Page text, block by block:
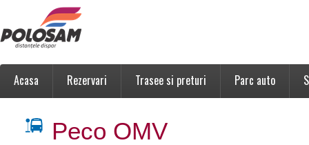
Acasa Rezervari Trasee si preturi Parc auto
Peco OMV